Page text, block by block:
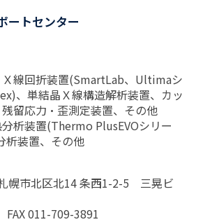
ートセンター
Ｘ線回折装置(SmartLab、Ultimaシ
、単結晶Ｘ線構造解析装置、カッ
留応力・歪測定装置、その他
析装置(Thermo PlusEVOシリー
析装置、その他
幌市北区北14 条西1-2-5 三晃ビ
011-709-3891